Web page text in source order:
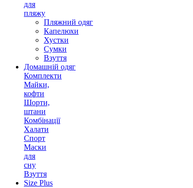
для
пляжу
Пляжний одяг
Капелюхи
Хустки
Сумки
Взуття
Домашній одяг
Комплекти
Майки,
кофти
Шорти,
штани
Комбінації
Халати
Спорт
Маски
для
сну
Взуття
Size Plus